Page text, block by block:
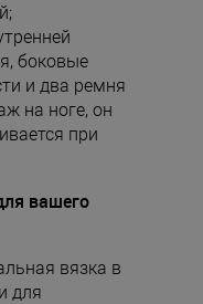
боковые
и два ремня
на ноге, он
при
вашего
вязка в
для